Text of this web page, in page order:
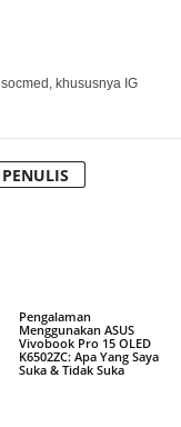
khususnya IG
Pengalaman
Menggunakan ASUS
Vivobook Pro 15 OLED
K6502ZC: Apa Yang Saya
Suka & Tidak Suka